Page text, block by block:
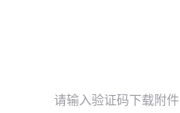
请输入验证码下载附件